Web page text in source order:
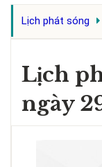
Lịch phát sóng
Lịch
ngày